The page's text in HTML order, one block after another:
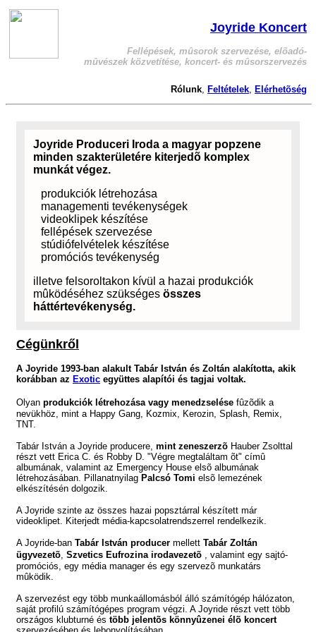
Joyride Koncert
Fellépések, mûsorok szervezése, elõadó-
mûvészek közvetítése, koncert- és mûsorszervezés
Rólunk, Feltételek, Elérhetõség
Joyride Produceri Iroda a magyar popzene
minden szakterületére kiterjedõ komplex
munkát végez.
produkciók létrehozása
managementi tevékenységek
videoklipek készítése
fellépések szervezése
stúdiófelvételek készítése
promóciós tevékenység
illetve felsoroltakon kívül a hazai produkciók
mûködéséhez szükséges összes
háttértevékenység.
Cégünkről
A Joyride 1993-ban alakult Tabár István és Zoltán alakította, akik
korábban az Exotic együttes alapítói és tagjai voltak.
Olyan produkciók létrehozása vagy menedzselése fûzõdik a
nevükhöz, mint a Happy Gang, Kozmix, Kerozin, Splash, Remix,
TNT.
Tabár István a Joyride producere, mint zeneszerzõ Hauber Zsolttal
részt vett Erica C. és Robby D. "Végre megtaláltam õt" címû
albumának, valamint az Emergency House elsõ albumának
létrehozásában. Pillanatnyilag Palcsó Tomi elsõ lemezének
elkészítésén dolgozik.
A Joyride szinte az összes hazai popsztárral készített már
videoklipet. Kiterjedt média-kapcsolatrendszerrel rendelkezik.
A Joyride-ban Tabár István producer mellett Tabár Zoltán
ügyvezetõ, Szvetics Eufrozina irodavezetõ , valamint egy sajtó-
promóciós, egy média manager és egy szervezõ munkatárs
mûködik.
A szervezést egy több munkaállomásból álló számítógép hálózaton,
saját profilú számítógépes program végzi. A Joyride részt vett több
országos klubturné és több jelentõs könnyûzenei élõ koncert